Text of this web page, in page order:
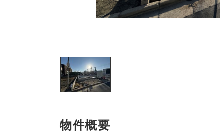
物件概要